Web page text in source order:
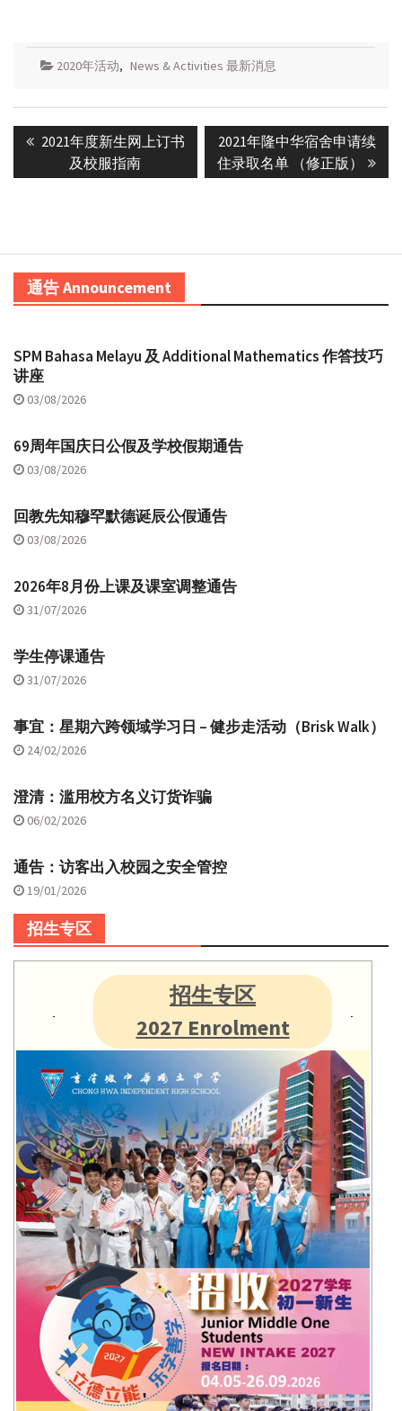
2020年活动, News & Activities 最新消息
Post
navigation
Previous
post:
2021年度新生网上订书
及校服指南
Next
post:
2021年隆中华宿舍申请续
住录取名单 （修正版）
通告 Announcement
SPM Bahasa Melayu 及 Additional Mathematics 作答技巧
讲座
03/08/2026
69周年国庆日公假及学校假期通告
03/08/2026
回教先知穆罕默德诞辰公假通告
03/08/2026
2026年8月份上课及课室调整通告
31/07/2026
学生停课通告
31/07/2026
事宜：星期六跨领域学习日 – 健步走活动（Brisk Walk）
24/02/2026
澄清：滥用校方名义订货诈骗
06/02/2026
通告：访客出入校园之安全管控
19/01/2026
招生专区
招生专区
2027 Enrolment